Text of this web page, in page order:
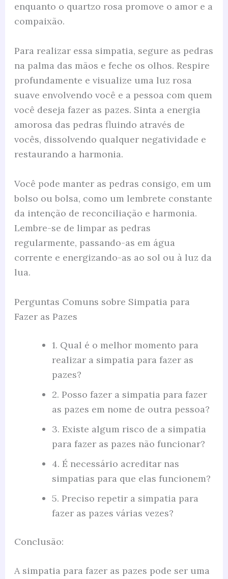
enquanto o quartzo rosa promove o amor e a
compaixão.
Para realizar essa simpatia, segure as pedras
na palma das mãos e feche os olhos. Respire
profundamente e visualize uma luz rosa
suave envolvendo você e a pessoa com quem
você deseja fazer as pazes. Sinta a energia
amorosa das pedras fluindo através de
vocês, dissolvendo qualquer negatividade e
restaurando a harmonia.
Você pode manter as pedras consigo, em um
bolso ou bolsa, como um lembrete constante
da intenção de reconciliação e harmonia.
Lembre-se de limpar as pedras
regularmente, passando-as em água
corrente e energizando-as ao sol ou à luz da
lua.
Perguntas Comuns sobre Simpatia para
Fazer as Pazes
1. Qual é o melhor momento para
realizar a simpatia para fazer as
pazes?
2. Posso fazer a simpatia para fazer
as pazes em nome de outra pessoa?
3. Existe algum risco de a simpatia
para fazer as pazes não funcionar?
4. É necessário acreditar nas
simpatias para que elas funcionem?
5. Preciso repetir a simpatia para
fazer as pazes várias vezes?
Conclusão:
A simpatia para fazer as pazes pode ser uma